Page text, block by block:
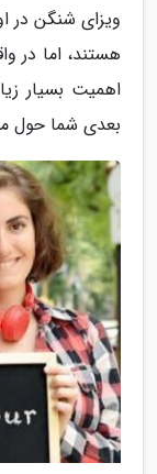
ویزای شنگن در
اهمیت بسیار
بعدی شما حول